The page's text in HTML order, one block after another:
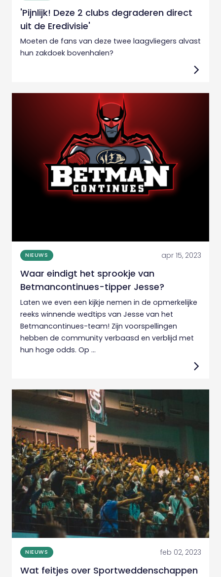
'Pijnlijk! Deze 2 clubs degraderen direct
uit de Eredivisie'
Moeten de fans van deze twee laagvliegers alvast
hun zakdoek bovenhalen?
NIEUWS apr 15, 2023
Waar eindigt het sprookje van
Betmancontinues-tipper Jesse?
Laten we even een kijkje nemen in de opmerkelijke
reeks winnende wedtips van Jesse van het
Betmancontinues-team! Zijn voorspellingen
hebben de community verbaasd en verblijd met
hun hoge odds. Op ...
NIEUWS feb 02, 2023
Wat feitjes over Sportweddenschappen